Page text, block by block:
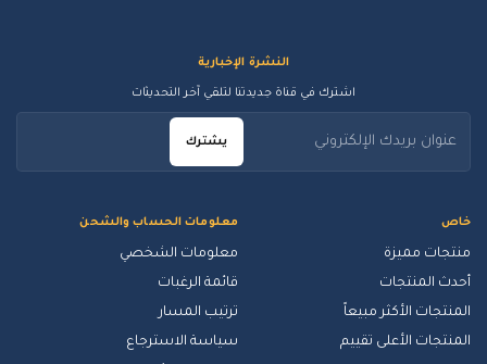
خاص
منتجات مميزة
أحدث المنتجات
المنتجات الأكثر مبيعاً
المنتجات الأعلى تقييم
معلومات الحساب والشحن
معلومات الشخصي
قائمة الرغبات
ترتيب المسار
سياسة الاسترجاع
النشرة الإخبارية
اشترك في قناة جديدتنا لتلقي آخر التحديثات
يشترك